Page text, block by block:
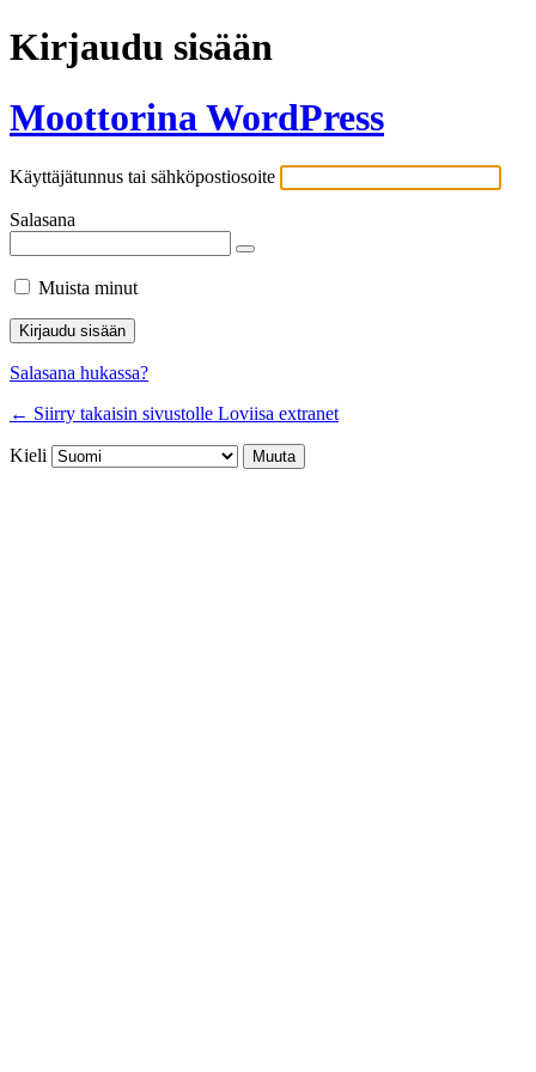
Kirjaudu sisään
Moottorina WordPress
Käyttäjätunnus tai sähköpostiosoite
Salasana
Muista minut
Salasana hukassa?
← Siirry takaisin sivustolle Loviisa extranet
Kieli